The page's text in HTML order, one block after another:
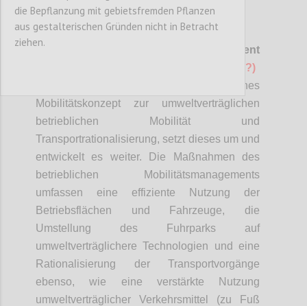
P142
V 12 Betriebliches Mobilitätsmanagement
(könnte für CAT und GEM ev. MUSS sein?)
Der Betrieb besitzt ein betriebsspezifisches
Mobilitätskonzept zur umweltverträglichen
betrieblichen Mobilität und
Transportrationalisierung, setzt dieses um und
entwickelt es weiter. Die Maßnahmen des
betrieblichen Mobilitätsmanagements
umfassen eine effiziente Nutzung der
Betriebsflächen und Fahrzeuge, die
Umstellung des Fuhrparks auf
umweltverträglichere Technologien und eine
Rationalisierung der Transportvorgänge
ebenso, wie eine verstärkte Nutzung
umweltverträglicher Verkehrsmittel (zu Fuß
die Bepflanzung mit gebietsfremden Pflanzen
aus gestalterischen Gründen nicht in Betracht
ziehen.